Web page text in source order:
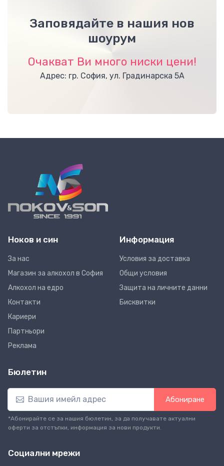
Заповядайте в нашия нов
шоурум
Очакват Ви много ниски цени!
Адрес: гр. София, ул. Градинарска 5А
Ноков и син
За нас
Магазин за алкохол в София
Алкохол на едро
Контакти
Кариери
Партньори
Реклама
Информация
Условия за доставка
Общи условия
Защита на личните данни
Бисквитки
Бюлетин
Абониране
*Абонирайте се за нашия бюлетин, за да получавате актуални
оферти за отстъпки, информация за нови продукти.
Социални мрежи